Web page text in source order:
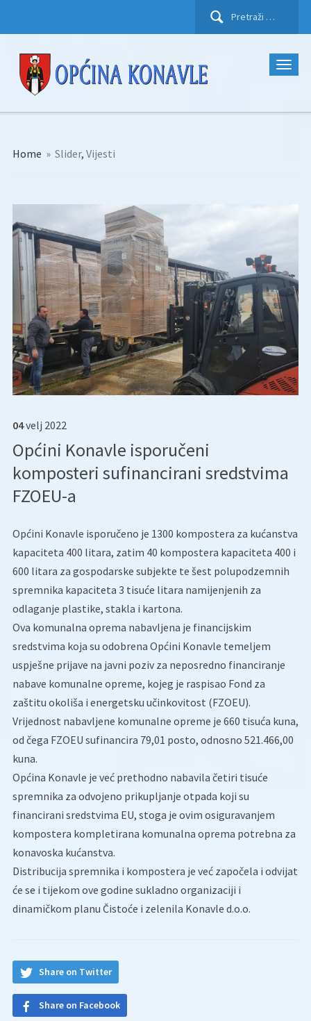
Pretraži:
Home » Slider, Vijesti
04velj 2022
Općini Konavle isporučeni
komposteri sufinancirani sredstvima
FZOEU-a
Općini Konavle isporučeno je 1300 kompostera za kućanstva
kapaciteta 400 litara, zatim 40 kompostera kapaciteta 400 i
600 litara za gospodarske subjekte te šest polupodzemnih
spremnika kapaciteta 3 tisuće litara namijenjenih za
odlaganje plastike, stakla i kartona.
Ova komunalna oprema nabavljena je financijskim
sredstvima koja su odobrena Općini Konavle temeljem
uspješne prijave na javni poziv za neposredno financiranje
nabave komunalne opreme, kojeg je raspisao Fond za
zaštitu okoliša i energetsku učinkovitost (FZOEU).
Vrijednost nabavljene komunalne opreme je 660 tisuća kuna,
od čega FZOEU sufinancira 79,01 posto, odnosno 521.466,00
kuna.
Općina Konavle je već prethodno nabavila četiri tisuće
spremnika za odvojeno prikupljanje otpada koji su
financirani sredstvima EU, stoga je ovim osiguravanjem
kompostera kompletirana komunalna oprema potrebna za
konavoska kućanstva.
Distribucija spremnika i kompostera je već započela i odvijat
će se i tijekom ove godine sukladno organizaciji i
dinamičkom planu Čistoće i zelenila Konavle d.o.o.
Share on Twitter
Share on Facebook